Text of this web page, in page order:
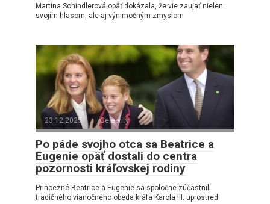
Martina Schindlerová opäť dokázala, že vie zaujať nielen
svojím hlasom, ale aj výnimočným zmyslom
23.12.2025 Celebrity
Po páde svojho otca sa Beatrice a
Eugenie opäť dostali do centra
pozornosti kráľovskej rodiny
Princezné Beatrice a Eugenie sa spoločne zúčastnili
tradičného vianočného obeda kráľa Karola III. uprostred